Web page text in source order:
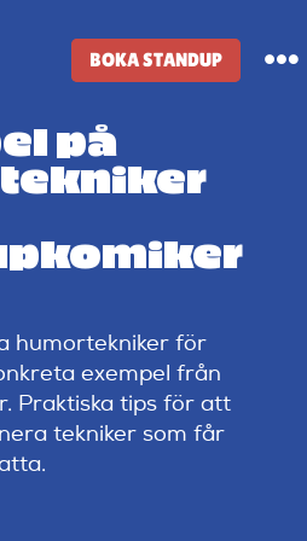
BOKA STANDUP
på
humortekniker för
exempel från
Praktiska tips för att
tekniker som får